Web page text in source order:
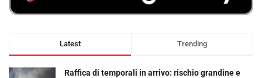
Latest Trending
Raffica di temporali in arrivo: rischio grandine e